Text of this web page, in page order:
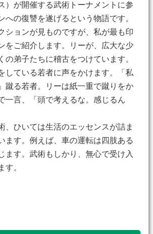
）が開催する武術トーナメントに参
への復讐を遂げるという物語です。
ションが見ものですが、私が最も印
をご紹介します。リーが、広大な少
の弟子たちに稽古をつけています。
している若者に声をかけます。「私
蹴る若者。リーは紙一重で蹴りをか
一言、「頭で考えるな。感じるん
ひいては生活のエッセンスが詰ま
ます。例えば、車の運転は四肢ある
ます。武術もしかり、無心で受け入
す。